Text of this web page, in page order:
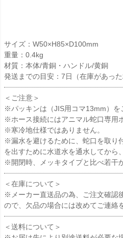
サイズ：W50×H85×D100mm
重量：0.4kg
材質：本体/青銅・ハンドル/黄銅
発送までの目安：7日（在庫があった
＜ご注意＞
※パッキンは（JIS用コマ13mm）を
※ホース接続にはアニマル蛇口専用
※寒冷地仕様ではありません。
※漏水を避けるために、蛇口を取り
を出すために水道水を通水してから
※開閉時、メッキタイプと比べ若干
＜在庫について＞
※メーカー直送品の為、ご注文確認
ので、欠品の場合には改めてご連絡
＜送料について＞